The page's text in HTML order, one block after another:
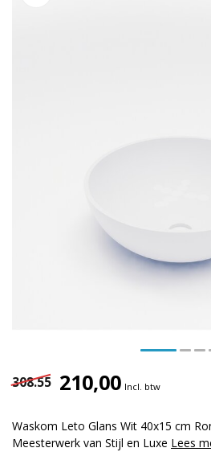
308.55 210,00 Incl. btw
Waskom Leto Glans Wit 40x15 cm
Meesterwerk van Stijl en Luxe Lees